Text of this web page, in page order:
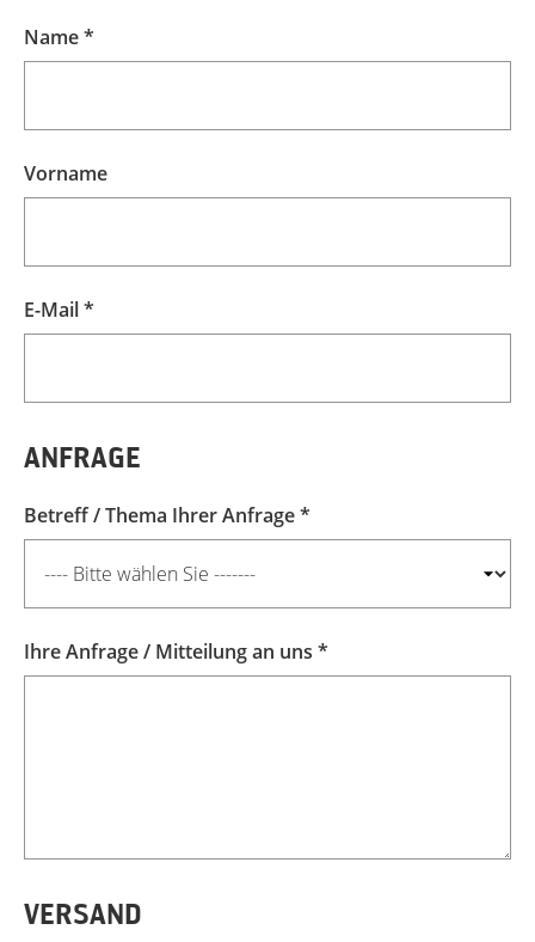
Name *
Vorname
E-Mail *
ANFRAGE
Betreff / Thema Ihrer Anfrage *
Ihre Anfrage / Mitteilung an uns *
VERSAND